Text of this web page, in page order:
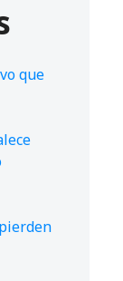
que